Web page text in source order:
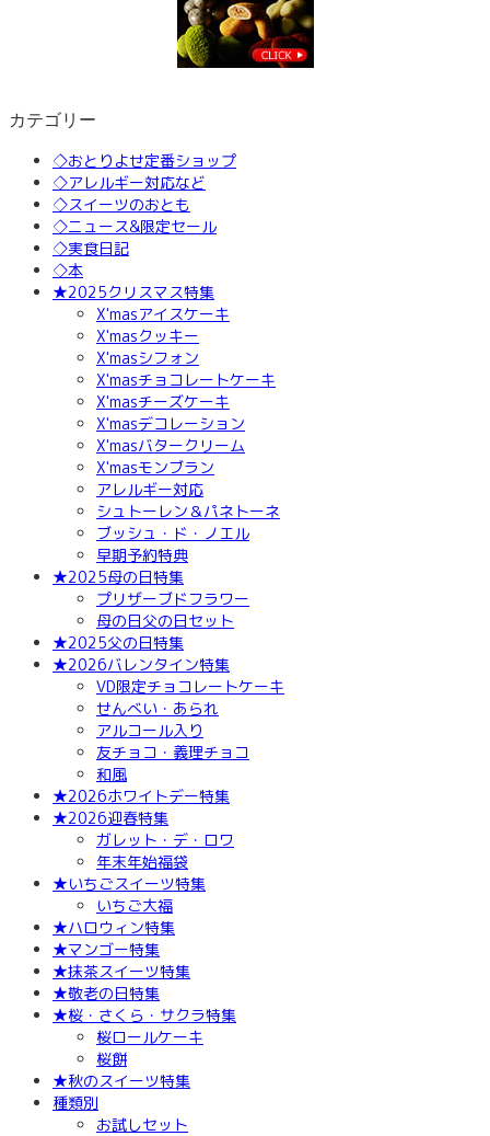
カテゴリー
◇おとりよせ定番ショップ
◇アレルギー対応など
◇スイーツのおとも
◇ニュース&限定セール
◇実食日記
◇本
★2025クリスマス特集
X'masアイスケーキ
X'masクッキー
X'masシフォン
X'masチョコレートケーキ
X'masチーズケーキ
X'masデコレーション
X'masバタークリーム
X'masモンブラン
アレルギー対応
シュトーレン＆パネトーネ
ブッシュ・ド・ノエル
早期予約特典
★2025母の日特集
プリザーブドフラワー
母の日父の日セット
★2025父の日特集
★2026バレンタイン特集
VD限定チョコレートケーキ
せんべい・あられ
アルコール入り
友チョコ・義理チョコ
和風
★2026ホワイトデー特集
★2026迎春特集
ガレット・デ・ロワ
年末年始福袋
★いちごスイーツ特集
いちご大福
★ハロウィン特集
★マンゴー特集
★抹茶スイーツ特集
★敬老の日特集
★桜・さくら・サクラ特集
桜ロールケーキ
桜餅
★秋のスイーツ特集
種類別
お試しセット